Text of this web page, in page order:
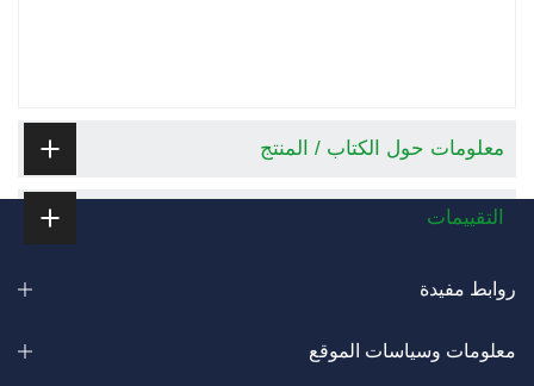
معلومات حول الكتاب / المنتج
التقييمات
روابط مفيدة
معلومات وسياسات الموقع